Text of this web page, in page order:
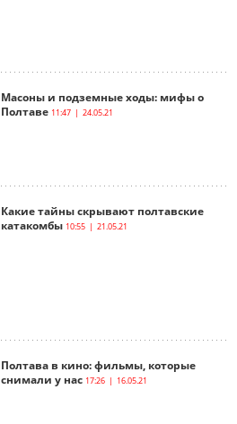
Масоны и подземные ходы: мифы о
Полтаве 11:47 | 24.05.21
Какие тайны скрывают полтавские
катакомбы 10:55 | 21.05.21
Полтава в кино: фильмы, которые
снимали у нас 17:26 | 16.05.21